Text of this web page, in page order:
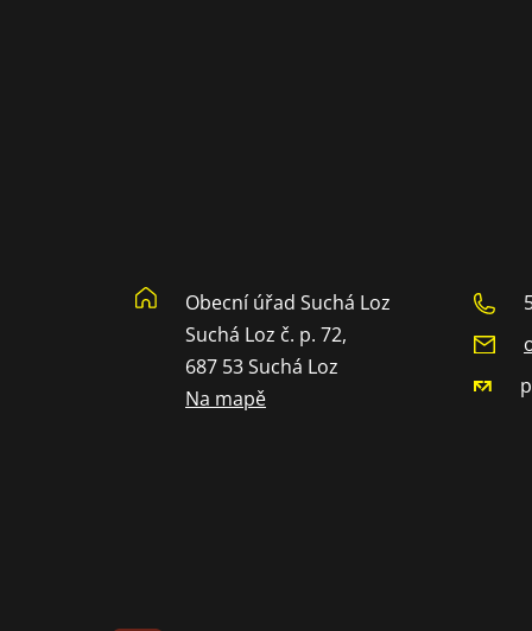
Obecní úřad Suchá Loz
Suchá Loz č. p. 72,
687 53 Suchá Loz
Na mapě